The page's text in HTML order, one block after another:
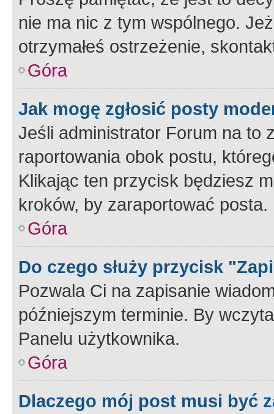
nie ma nic z tym wspólnego.
otrzymałeś ostrzeżenie,
Góra
Jak mogę zgłosić posty
Jeśli administrator Forum na to
raportowania obok postu,
Klikając ten przycisk będziesz
kroków, by zaraportować posta.
Góra
Do czego służy przycisk
Pozwala Ci na zapisanie
późniejszym terminie. By
Panelu użytkownika.
Góra
Dlaczego mój post musi być